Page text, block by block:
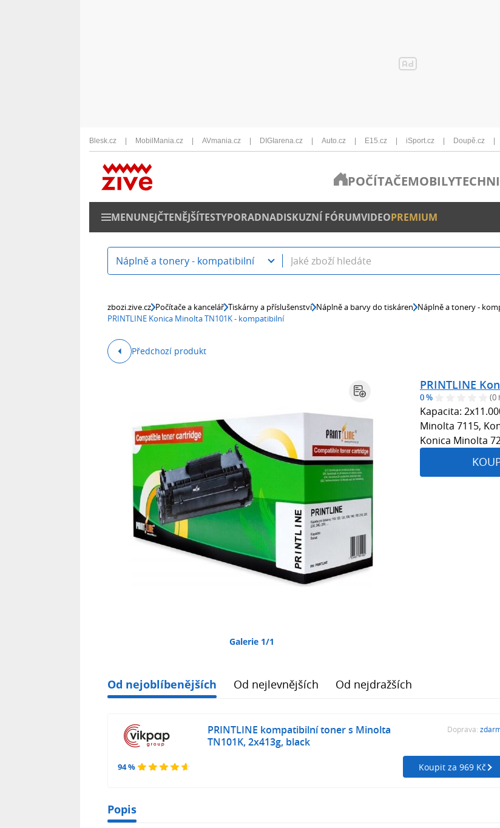
Blesk.cz MobilMania.cz AVmania.cz DIGIarena.cz Auto.cz E15.cz iSport.cz Doupě.cz
POČÍTAČEMOBILY
MENUNEJČTENĚJŠÍTESTYPORADNADISKUZNÍ FÓRUMVIDEOPREMIUM
Náplně a tonery - kompatibilní
zbozi.zive.cz Počítače a kancelář Tiskárny a příslušenství Náplně a barvy do tiskáren Náplně a tonery -
PRINTLINE Konica Minolta TN101K - kompatibilní
Předchozí produkt
Galerie 1/1
PRINTLINE
0 % (0
Kapacita:
Minolta 7115,
Konica Minolta
Od nejoblíbenějších Od nejlevnějších Od nejdražších
94 %
PRINTLINE kompatibilní toner s Minolta
TN101K, 2x413g, black
Doprava:
Koupit za 969 Kč
Popis